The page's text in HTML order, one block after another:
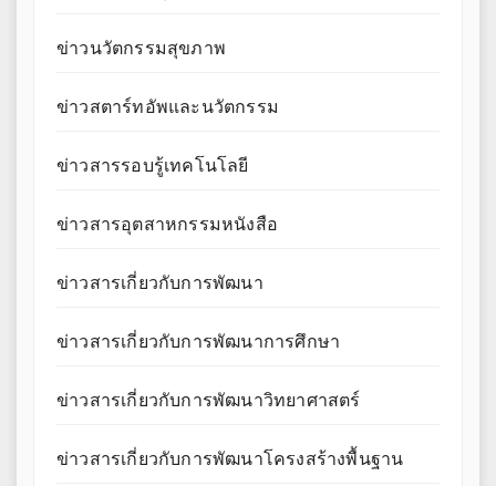
ข่าวนวัตกรรมสุขภาพ
ข่าวสตาร์ทอัพและนวัตกรรม
ข่าวสารรอบรู้เทคโนโลยี
ข่าวสารอุตสาหกรรมหนังสือ
ข่าวสารเกี่ยวกับการพัฒนา
ข่าวสารเกี่ยวกับการพัฒนาการศึกษา
ข่าวสารเกี่ยวกับการพัฒนาวิทยาศาสตร์
ข่าวสารเกี่ยวกับการพัฒนาโครงสร้างพื้นฐาน